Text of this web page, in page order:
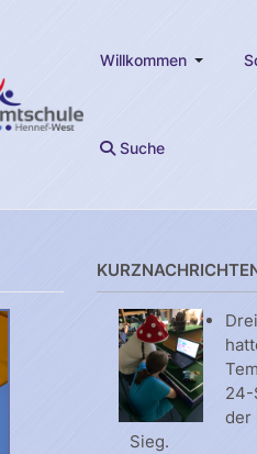
Willkommen
Suche
24-
der
Sieg.